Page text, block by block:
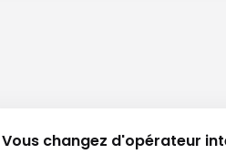
Vous changez d'opérateur